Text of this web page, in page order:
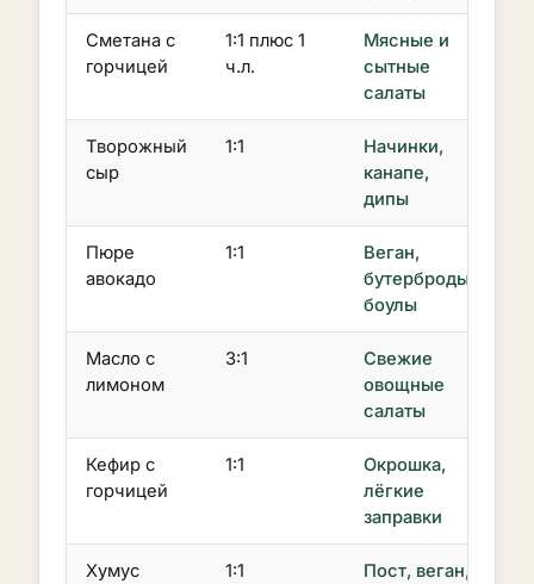
Сметана с
горчицей
1:1 плюс 1
ч.л.
Мясные и
сытные
салаты
Творожный
сыр
1:1
Начинки,
канапе,
дипы
Пюре
авокадо
1:1
Веган,
бутерброды,
боулы
Масло с
лимоном
3:1
Свежие
овощные
салаты
Кефир с
горчицей
1:1
Окрошка,
лёгкие
заправки
Хумус 1:1
Пост, веган,